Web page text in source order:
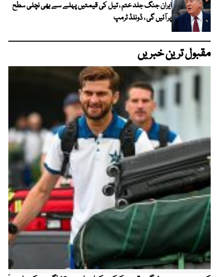
ایران جنگ جلد ختم ، تیل کی قیمتیں پہلے سے بھی نچلی سطح
پر آئیں گی ، ڈونلڈ ٹرمپ
مقبول ترین خبریں